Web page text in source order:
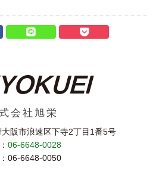
会社旭栄
阪市浪速区下寺2丁⽬1番5号
06-6648-0028
06-6648-0050